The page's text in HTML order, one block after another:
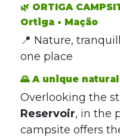
🌿 ORTIGA
Ortiga • Mação
📍 Nature,
one place
🌄 A unique
Overlooking the
Reservoir, in the
campsite offers